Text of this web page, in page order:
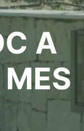
A